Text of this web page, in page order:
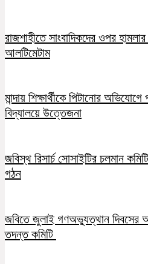
রাজশাহীতে সাংবাদিকদের ওপর
আলটিমেটাম
মান্দায় শিক্ষার্থীকে পিটানোর
বিদ্যালয়ে উত্তেজনা
জবিস্থ রিসার্চ সোসাইটির চলমান
গঠন
জবিতে জুলাই গণঅভ্যুত্থান দিবসের
তদন্ত কমিটি